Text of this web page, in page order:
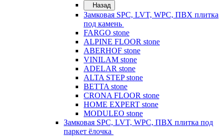
Назад
Замковая SPC, LVT, WPC, ПВХ плитка
под камень
FARGO stone
ALPINE FLOOR stone
ABERHOF stone
VINILAM stone
ADELAR stone
ALTA STEP stone
BETTA stone
CRONA FLOOR stone
HOME EXPERT stone
MODULEO stone
Замковая SPC, LVT, WPC, ПВХ плитка под
паркет ёлочка